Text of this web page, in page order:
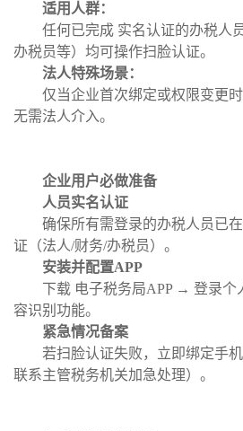
适用人群：
任何已完成 实名认证的办税人
办税员等）均可操作扫脸认证。
法人特殊场景：
仅当企业首次绑定或权限变更
无需法人介入。
企业用户必做准备
人员实名认证
确保所有需登录的办税人员已
证（法人/财务/办税员）。
安装并配置APP
下载 电子税务局APP → 登录个
容识别功能。
紧急情况备案
若扫脸认证失败，立即绑定手
联系主管税务机关加急处理）。